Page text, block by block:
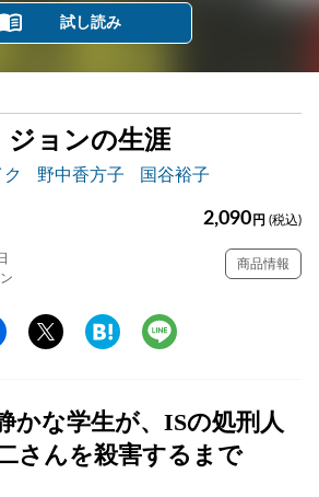
試し読み
ジョンの生涯
野中香方子 国谷裕子
2,090 円 (税込)
商品情報
かな学生が、ISの処刑人
さんを殺害するまで